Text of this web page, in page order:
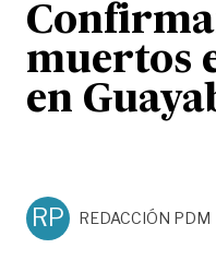
muertos
en
RP REDACCIÓN PDM